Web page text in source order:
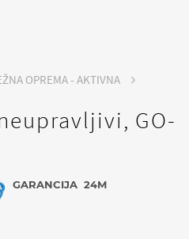
OPREMA - AKTIVNA
GO-
GARANCIJA 24M